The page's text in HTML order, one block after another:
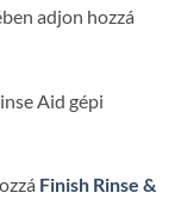
adjon hozzá
Aid gépi
Finish Rinse &